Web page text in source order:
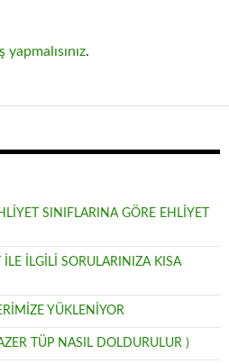
yapmalısınız.
SINIFLARINA GÖRE EHLİYET
İLGİLİ SORULARINIZA KISA
YÜKLENİYOR
TÜP NASIL DOLDURULUR )